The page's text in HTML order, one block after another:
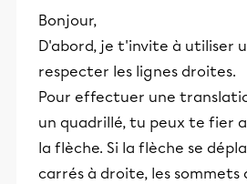
Bonjour,
D'abord, je t'invite à utiliser
respecter les lignes droites.
Pour effectuer une
un quadrillé, tu peux te fier
la flèche. Si la flèche se
carrés à droite, les sommets